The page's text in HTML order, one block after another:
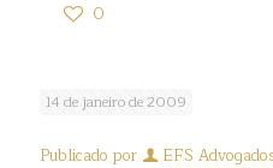
0
14 de janeiro de 2009
Publicado por EFS